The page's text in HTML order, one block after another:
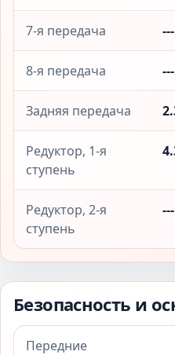
7-я передача ---
8-я передача ---
Задняя передача
Редуктор, 1-я
ступень
Редуктор, 2-я
ступень
---
Безопасность и
Передние